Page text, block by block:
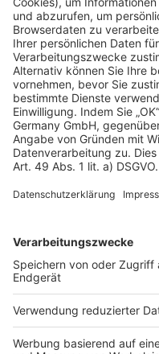
Cookie Einstellungen
Rechtliches
AGB-Übersicht
Datenschutz
Impressum
Services
Bauprojekt-Quiz
Häuser-Suche
Hausanbieter-Suche
Bauprojekt-Profil